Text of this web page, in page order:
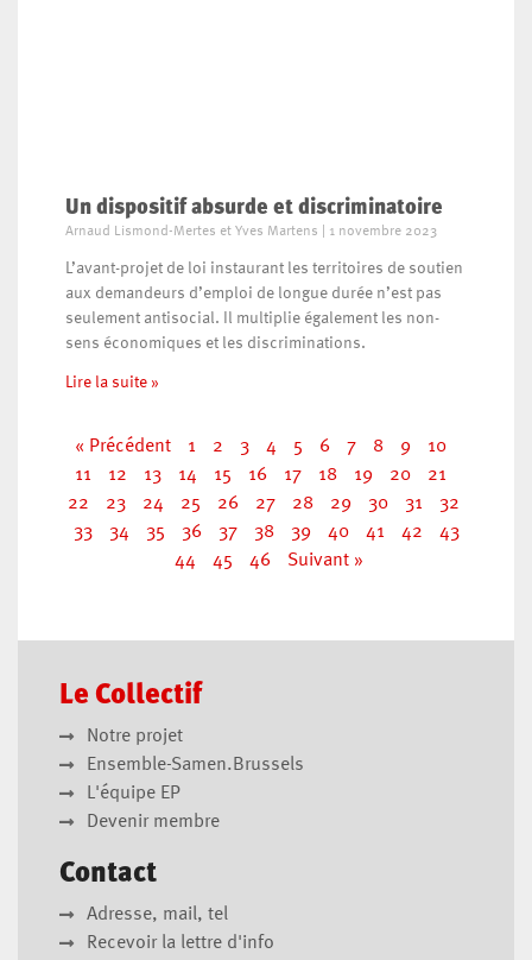
Un dispositif absurde et discriminatoire
Arnaud Lismond-Mertes et Yves Martens 1 novembre 2023
L’avant-projet de loi instaurant les territoires de soutien
aux demandeurs d’emploi de longue durée n’est pas
seulement antisocial. Il multiplie également les non-
sens économiques et les discriminations.
Lire la suite »
« Précédent 1 2 3 4 5 6 7 8 9
10
11
12 13 14 15 16 17 18 19 20
21
22
23 24 25 26 27 28 29 30 31
32
33
34 35 36 37 38 39 40 41 42
43
44
45 46 Suivant »
Le Collectif
Notre projet
Ensemble-Samen.Brussels
L'équipe EP
Devenir membre
Contact
Adresse, mail, tel
Recevoir la lettre d'info